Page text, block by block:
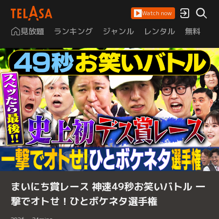
Watch now
見放題 ランキング ジャンル レンタル 無料
まいにち賞レース 神速49秒お笑いバトル 一
撃でオトせ！ひとボケネタ選手権